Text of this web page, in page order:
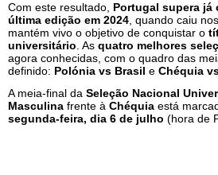
Com este resultado, Portugal supera
última edição em 2024 , quando caiu
mantém vivo o objetivo de conquistar o
universitário . As quatro melhores
agora conhecidas, com o quadro das
definido: Polónia vs Brasil e Chéquia
A meia-final da Seleção Nacional
Masculina frente à Chéquia está
segunda-feira, dia 6 de julho (hora de